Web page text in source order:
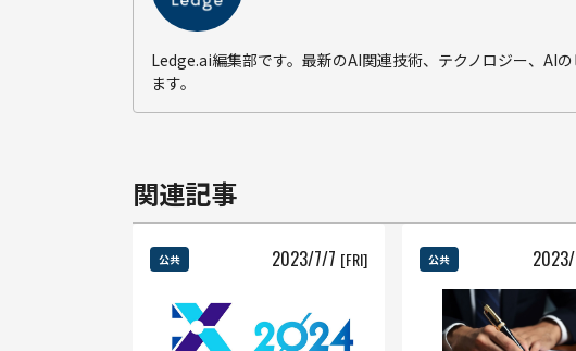
Ledge.ai編集部です。最新のAI関連技術、テクノロジー、AI
ます。
関連記事
公共 2023/7/7 [FRI] 公共 2023/